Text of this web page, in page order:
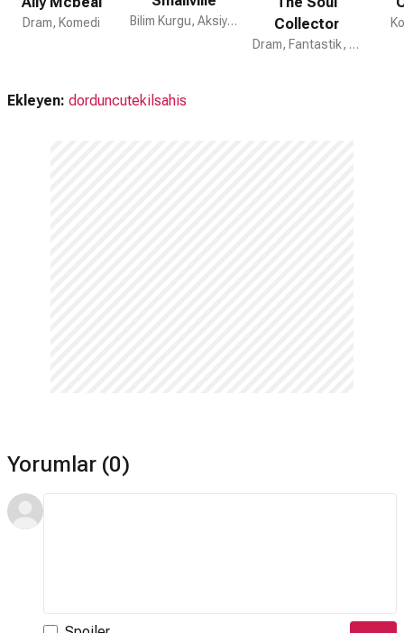
Dram, Komedi Bilim Kurgu, Aksiyon, Dram
Collector
Dram, Fantastik, Romantik
Ekleyen: dorduncutekilsahis
Yorumlar (0)